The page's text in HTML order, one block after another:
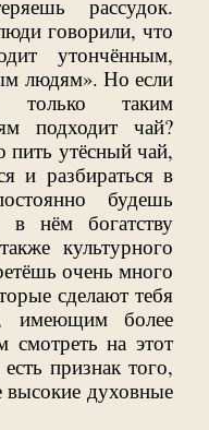
рассудок.
говорили, что
утончённым,
людям». Но если
только таким
подходит чай?
пить утёсный чай,
и разбираться в
будешь
в нём богатству
культурного
очень много
сделают тебя
имеющим более
смотреть на этот
признак того,
духовные